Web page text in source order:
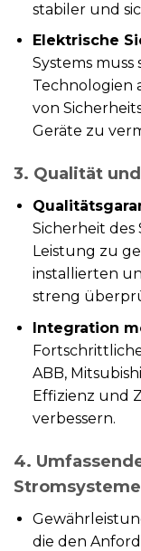
stabiler und
Elektrische
Systems muss
Technologien
von
Geräte zu
3. Qualität
Sicherheit des
Leistung zu
installierten
streng
Integration
ABB,
Effizienz und
verbessern.
4.
die den